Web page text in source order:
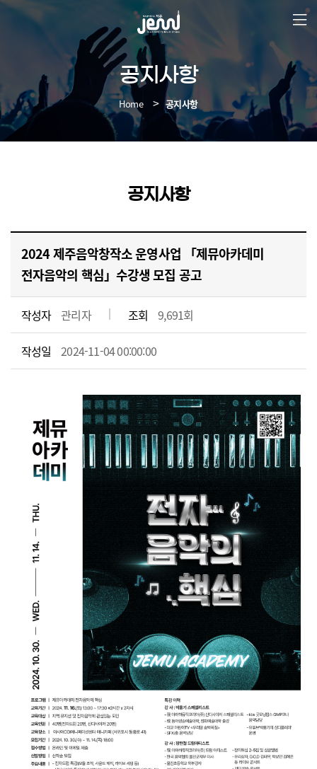
본
공지사항
Home 공지사항
공지사항
2024 제주음악창작소 운영사업 「제뮤아카데미
전자음악의 핵심」수강생 모집 공고
작성자 관리자 조회 9,691회
작성일 2024-11-04 00:00:00